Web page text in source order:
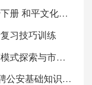
规行为引发交通
参与者的安
。）（3）从中
【议学成果】1.
的权利与义务相
2026六年级道德与法治下册 和平文化的培养
习技巧训练
2026中国农机共享经济模式探索与市场可行性研究
兰州市(2026年)辅警招聘公安基础知识考试题库及答案